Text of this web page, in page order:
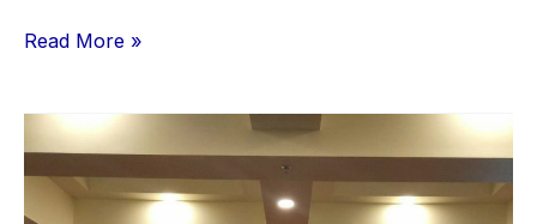
Read More »
UVERS